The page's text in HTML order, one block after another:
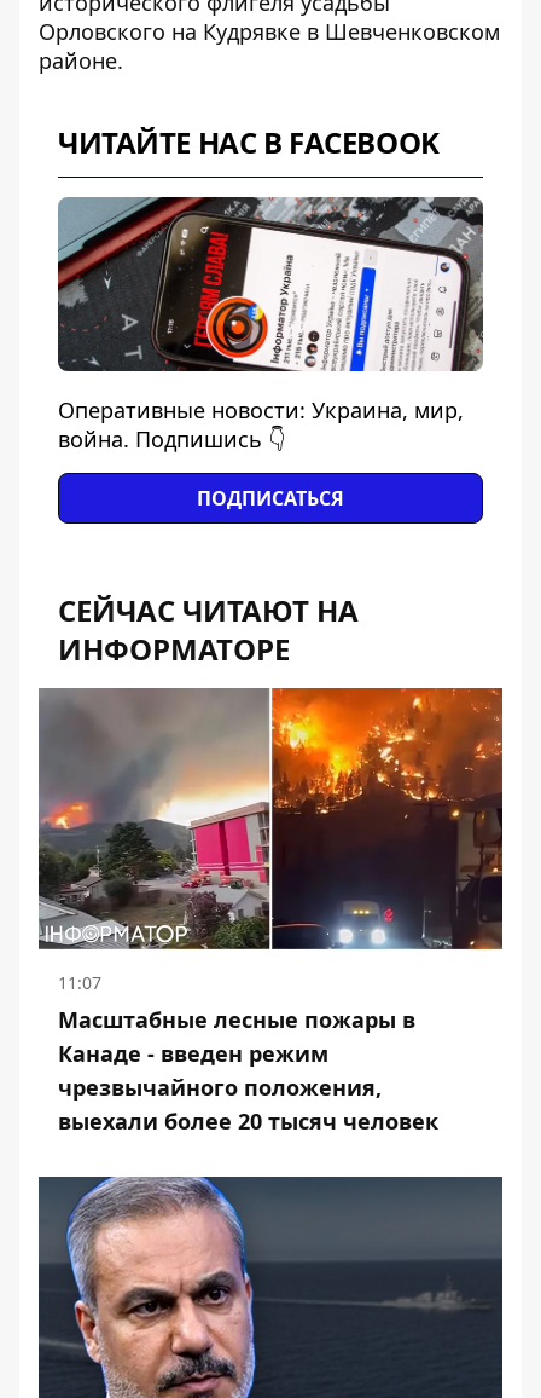
Орловского на Кудрявке в Шевченковском
районе.
ЧИТАЙТЕ НАС В FACEBOOK
Оперативные новости: Украина, мир,
война. Подпишись 👇
ПОДПИСАТЬСЯ
СЕЙЧАС ЧИТАЮТ НА
ИНФОРМАТОРЕ
11:07
Масштабные лесные пожары в
Канаде - введен режим
чрезвычайного положения,
выехали более 20 тысяч человек